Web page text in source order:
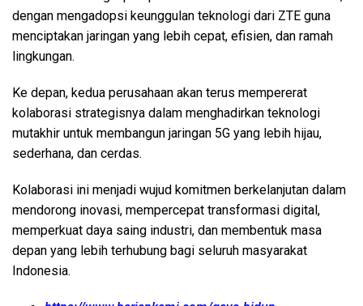
dengan mengadopsi keunggulan teknologi dari ZTE guna
menciptakan jaringan yang lebih cepat, efisien, dan ramah
lingkungan.
Ke depan, kedua perusahaan akan terus mempererat
kolaborasi strategisnya dalam menghadirkan teknologi
mutakhir untuk membangun jaringan 5G yang lebih hijau,
sederhana, dan cerdas.
Kolaborasi ini menjadi wujud komitmen berkelanjutan dalam
mendorong inovasi, mempercepat transformasi digital,
memperkuat daya saing industri, dan membentuk masa
depan yang lebih terhubung bagi seluruh masyarakat
Indonesia.